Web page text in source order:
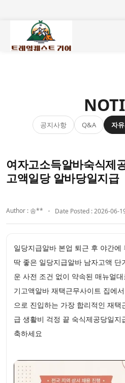
공지사항 Q&A 자
여자고소득알바숙식제
고액일당 알바당일지급
Author : 송** Date Posted : 2026-06-
일당지급알바 본업 퇴근 후 야간에
딱 좋은 일당지급알바 남자고액
운 사전 조건 없이 약속된 매뉴얼
기고액알바 재택근무사이트 집에
으로 진입하는 가장 합리적인 재택
급 생활비 걱정 끝 숙식제공당일지
축하세요